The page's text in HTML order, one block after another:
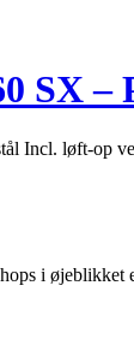
SX –
Incl. løft-op
i øjeblikket